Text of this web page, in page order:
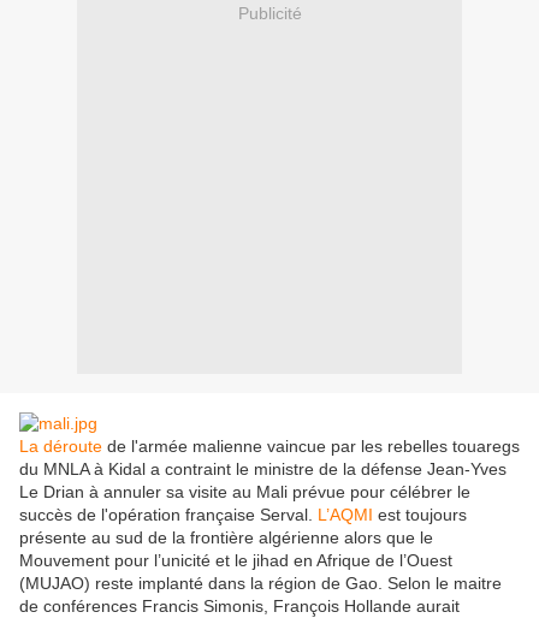
Publicité
La déroute de l'armée malienne vaincue par les rebelles touaregs
du MNLA à Kidal a contraint le ministre de la défense Jean-Yves
Le Drian à annuler sa visite au Mali prévue pour célébrer le
succès de l'opération française Serval. L’AQMI est toujours
présente au sud de la frontière algérienne alors que le
Mouvement pour l’unicité et le jihad en Afrique de l’Ouest
(MUJAO) reste implanté dans la région de Gao. Selon le maitre
de conférences Francis Simonis, François Hollande aurait